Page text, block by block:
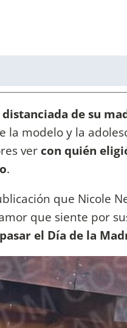
de su
la modelo y la
ver con quién
.
que Nicole
que siente por
el Día de la